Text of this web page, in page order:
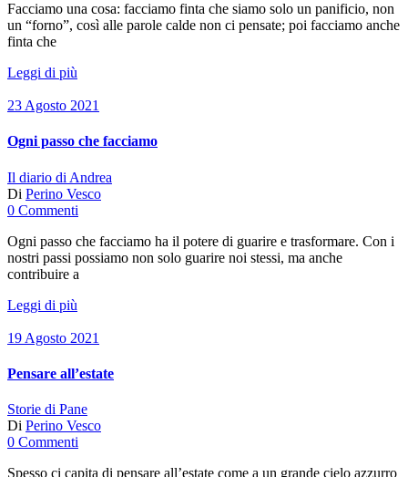
Facciamo una cosa: facciamo finta che siamo solo un panificio, non
un “forno”, così alle parole calde non ci pensate; poi facciamo anche
finta che
Leggi di più
23 Agosto 2021
Ogni passo che facciamo
Il diario di Andrea
Di Perino Vesco
0 Commenti
Ogni passo che facciamo ha il potere di guarire e trasformare. Con i
nostri passi possiamo non solo guarire noi stessi, ma anche
contribuire a
Leggi di più
19 Agosto 2021
Pensare all’estate
Storie di Pane
Di Perino Vesco
0 Commenti
Spesso ci capita di pensare all’estate come a un grande cielo azzurro